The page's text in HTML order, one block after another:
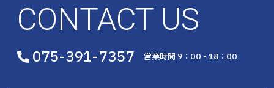
CONTACT US
075-391-7357 営業時間 9：00 - 18：00